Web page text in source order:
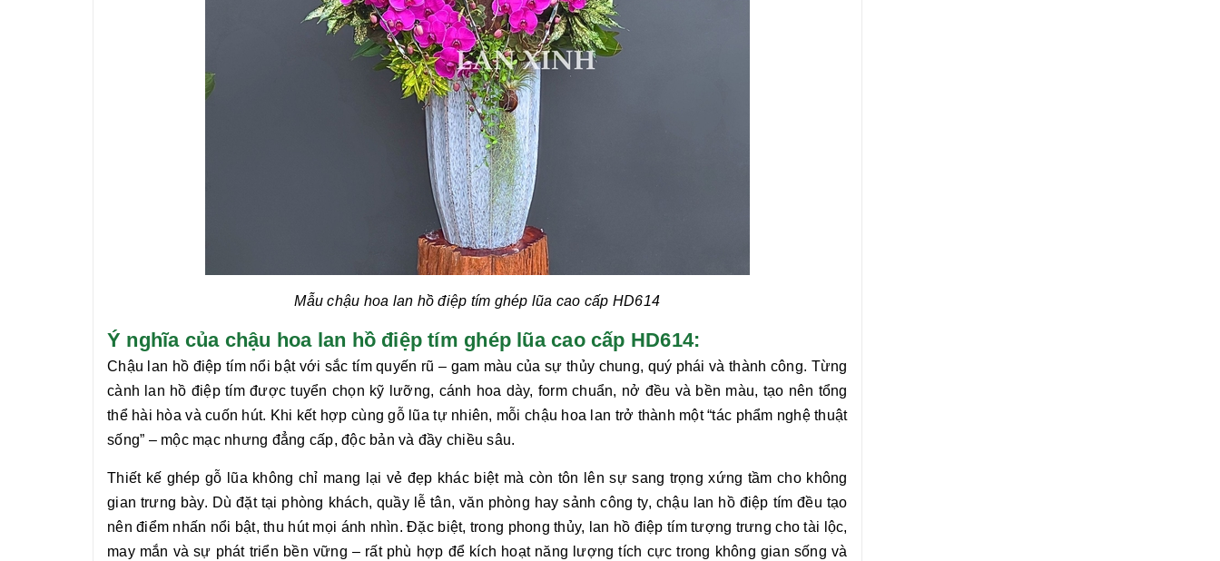
Mẫu chậu hoa lan hồ điệp tím ghép lũa cao cấp HD614
Ý nghĩa của chậu hoa lan hồ điệp tím ghép lũa cao cấp HD614:
Chậu lan hồ điệp tímnổi bật với sắc tím quyến rũ – gam màu của sự thủy chung, quý phái và thành công. Từng
cành lan hồ điệp tímđược tuyển chọn kỹ lưỡng, cánh hoa dày, form chuẩn, nở đều và bền màu, tạo nên tổng
thể hài hòa và cuốn hút. Khi kết hợp cùng gỗ lũa tự nhiên, mỗi chậu hoa lan trở thành một “tác phẩm nghệ thuật
sống” – mộc mạc nhưng đẳng cấp, độc bản và đầy chiều sâu.
Thiết kế ghép gỗ lũa không chỉ mang lại vẻ đẹp khác biệt mà còn tôn lên sự sang trọng xứng tầm cho không
gian trưng bày. Dù đặt tại phòng khách, quầy lễ tân, văn phòng hay sảnh công ty, chậu lan hồ điệp tím đều tạo
nên điểm nhấn nổi bật, thu hút mọi ánh nhìn. Đặc biệt, trong phong thủy, lan hồ điệp tímtượng trưng cho tài lộc,
may mắn và sự phát triển bền vững – rất phù hợp để kích hoạt năng lượng tích cực trong không gian sống và